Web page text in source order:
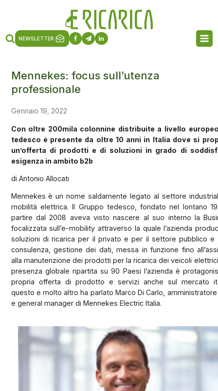
NEWSLETTER
Mennekes: focus sull’utenza
professionale
Gennaio 19, 2022
Con oltre 200mila colonnine distribuite a livello
tedesco è presente da oltre 10 anni in Italia dove si
un’offerta di prodotti e di soluzioni in grado di
esigenza in ambito b2b
di Antonio Allocati
Mennekes è un nome saldamente legato al settore
mobilità elettrica. Il Gruppo tedesco, fondato nel lontano
partire dal 2008 aveva visto nascere al suo interno la
focalizzata sull’e-mobility attraverso la quale l’azienda
soluzioni di ricarica per il privato e per il settore pubblico e
consulenza, gestione dei dati, messa in funzione fino
alla manutenzione dei prodotti per la ricarica dei veicoli
presenza globale ripartita su 90 Paesi l’azienda è
propria offerta di prodotto e servizi anche sul mercato
questo e molto altro ha parlato Marco Di Carlo,
e general manager di Mennekes Electric Italia.